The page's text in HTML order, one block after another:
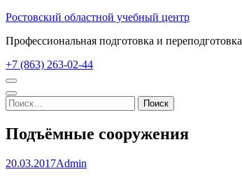
Перейти
содержимому
Enter)
Ростовский областной учебный центр
Профессиональная подготовка и переподготовка
+7 (863) 263-02-44
Найти:
Подъёмные сооружения
20.03.2017Admin